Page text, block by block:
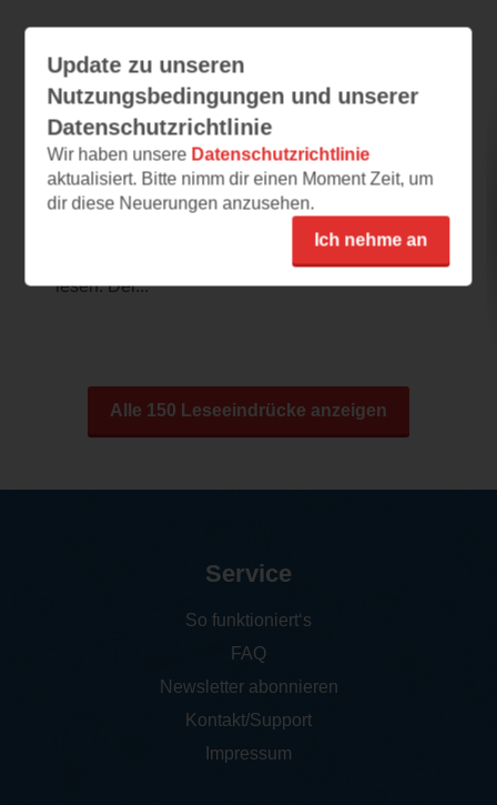
Düster
06.07.2026 – 15:46
Düster
Nachdem ich FINSTER verschlungen habe,
möchte ich natürlich auch sehr gerne Düster
lesen. Der...
Alle 150 Leseeindrücke anzeigen
Update zu unseren
Nutzungsbedingungen und unserer
Datenschutzrichtlinie
Wir haben unsere Datenschutzrichtlinie
aktualisiert. Bitte nimm dir einen Moment Zeit, um
dir diese Neuerungen anzusehen.
Ich nehme an
Service
So funktioniert‘s
FAQ
Newsletter abonnieren
Kontakt/Support
Impressum